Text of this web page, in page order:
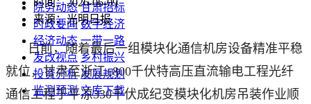
院务动态 甘肃招标
时政要闻 数字经济
经济动态 一带一路
发改视点 乡村振兴
投资分析 发展规划
监测预测 文库下载
时间：2026-06-09
来源：光明日报
日前，随着最后一组模块化通信机房设备精准平稳
就位，甘肃至浙江±800千伏特高压直流输电工程光纤
通信工程于平凉330千伏成纪变模块化机房吊装作业顺